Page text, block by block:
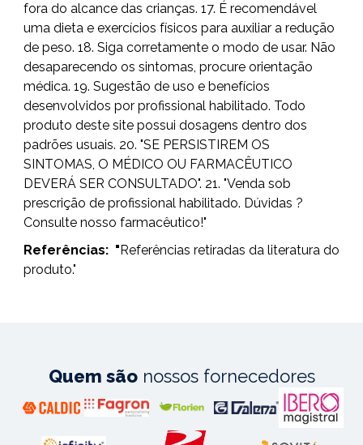
fora do alcance das crianças. 17. É recomendável
uma dieta e exercícios físicos para auxiliar a redução
de peso. 18. Siga corretamente o modo de usar. Não
desaparecendo os sintomas, procure orientação
médica. 19. Sugestão de uso e benefícios
desenvolvidos por profissional habilitado. Todo
produto deste site possui dosagens dentro dos
padrões usuais. 20. "SE PERSISTIREM OS
SINTOMAS, O MÉDICO OU FARMACÊUTICO
DEVERÁ SER CONSULTADO". 21. "Venda sob
prescrição de profissional habilitado. Dúvidas ?
Consulte nosso farmacêutico!"
Referências: "Referências retiradas da literatura do
produto."
Quem sãonossos fornecedores